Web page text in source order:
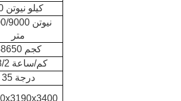
50 كيلو نيوتن
4000/9000
متر
38650 كجم
3.8/2 كم/ساعة
35 درجة